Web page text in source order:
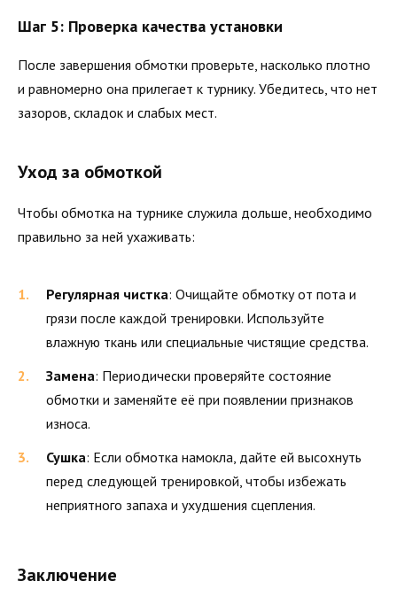
Шаг 5: Проверка качества установки
После завершения обмотки проверьте, насколько плотно
и равномерно она прилегает к турнику. Убедитесь, что нет
зазоров, складок и слабых мест.
Уход за обмоткой
Чтобы обмотка на турнике служила дольше, необходимо
правильно за ней ухаживать:
Регулярная чистка: Очищайте обмотку от пота и
грязи после каждой тренировки. Используйте
влажную ткань или специальные чистящие средства.
Замена: Периодически проверяйте состояние
обмотки и заменяйте её при появлении признаков
износа.
Сушка: Если обмотка намокла, дайте ей высохнуть
перед следующей тренировкой, чтобы избежать
неприятного запаха и ухудшения сцепления.
Заключение